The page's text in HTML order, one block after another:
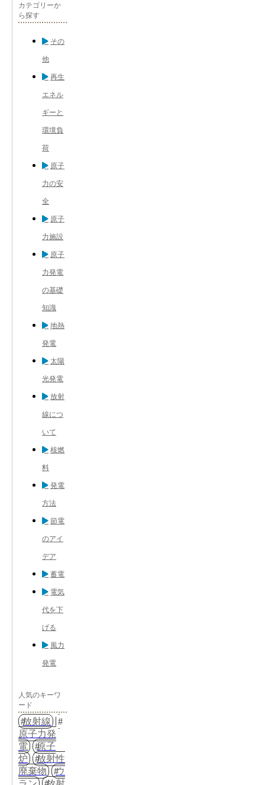
カテゴリーか
ら探す
その
他
再生
エネル
ギーと
環境負
荷
原子
力の安
全
原子
力施設
原子
力発電
の基礎
知識
地熱
発電
太陽
光発電
放射
線につ
いて
核燃
料
発電
方法
節電
のアイ
デア
蓄電
電気
代を下
げる
風力
発電
人気のキーワ
ード
放射線
原子力発
電
原子
炉
放射性
廃棄物
ウ